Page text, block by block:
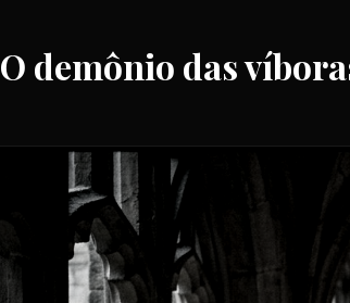
O demônio das